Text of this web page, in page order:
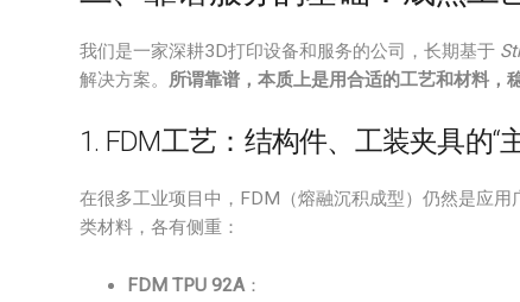
我们是一家深耕3D打印设备和服务的公司，长期基于
解决方案。 所谓靠谱，本质上是用合适的工艺和材料，
1. FDM工艺：结构件、工装夹具的“
在很多工业项目中，FDM（熔融沉积成型）仍然是应
类材料，各有侧重：
FDM TPU 92A：